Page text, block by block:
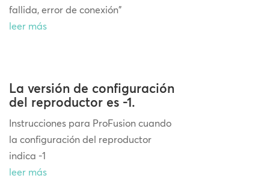
fallida, error de conexión"
leer más
La versión de configuración
del reproductor es -1.
Instrucciones para ProFusion cuando
la configuración del reproductor
indica -1
leer más